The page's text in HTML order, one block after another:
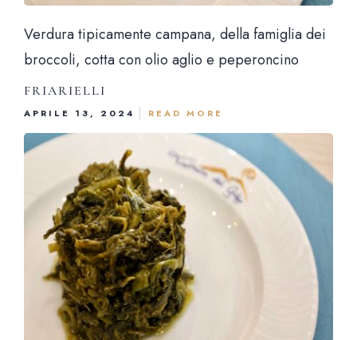
Verdura tipicamente campana, della famiglia dei
broccoli, cotta con olio aglio e peperoncino
FRIARIELLI
APRILE 13, 2024 READ MORE